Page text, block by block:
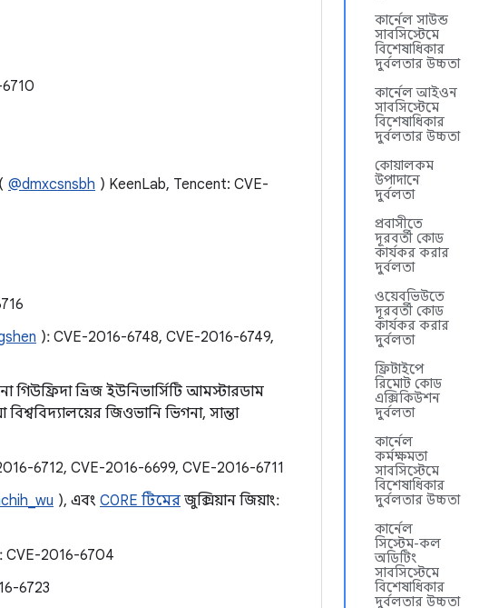
কার্নেল সাউন্ড
সাবসিস্টেমে
বিশেষাধিকার
দুর্বলতার উচ্চতা
কার্নেল আইওন
সাবসিস্টেমে
বিশেষাধিকার
দুর্বলতার উচ্চতা
কোয়ালকম
উপাদানে
দুর্বলতা
প্রবাসীতে
দূরবর্তী কোড
কার্যকর করার
দুর্বলতা
ওয়েবভিউতে
দূরবর্তী কোড
কার্যকর করার
দুর্বলতা
ফ্রিটাইপে
রিমোট কোড
এক্সিকিউশন
দুর্বলতা
কার্নেল
কর্মক্ষমতা
সাবসিস্টেমে
বিশেষাধিকার
দুর্বলতার উচ্চতা
কার্নেল
সিস্টেম-কল
অডিটিং
সাবসিস্টেমে
বিশেষাধিকার
দুর্বলতার উচ্চতা
@dmxcsnsbh ) KeenLab, Tencent: CVE-
): CVE-2016-6748, CVE-2016-6749,
গিউফ্রিদা ভ্রিজ ইউনিভার্সিটি আমস্টারডাম
জিওভানি ভিগনা, সান্তা
6712, CVE-2016-6699, CVE-2016-6711
), এবং C0RE টিমের জুক্সিয়ান জিয়াং:
CVE-2016-6704
6723